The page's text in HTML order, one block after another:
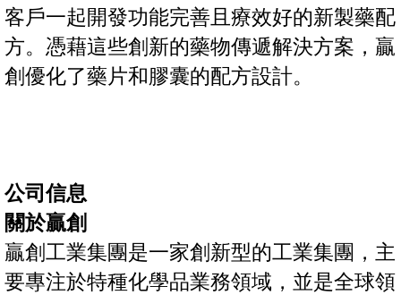
客戶一起開發功能完善且療效好的新製藥配
方。憑藉這些創新的藥物傳遞解決方案，贏
創優化了藥片和膠囊的配方設計。
公司信息
關於贏創
贏創工業集團是一家創新型的工業集團，主
要專注於特種化學品業務領域，並是全球領